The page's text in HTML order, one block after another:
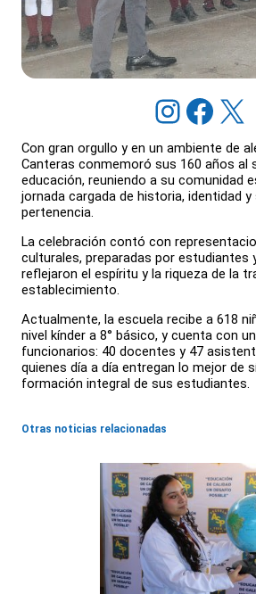
Instagram Facebook X
Con gran orgullo y en un ambiente de
Canteras conmemoró sus 160 años al
educación, reuniendo a su comunidad
jornada cargada de historia, identidad
pertenencia.
La celebración contó con
culturales, preparadas por estudiantes
reflejaron el espíritu y la riqueza de la
establecimiento.
Actualmente, la escuela recibe a 618
nivel kínder a 8° básico, y cuenta con
funcionarios: 40 docentes y 47
quienes día a día entregan lo mejor de
formación integral de sus estudiantes.
Otras noticias relacionadas